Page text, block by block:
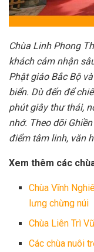
Chùa Linh Phong
khách cảm nhận
Phật giáo Bắc Bộ
biển. Dù đến để
phút giây thư thái,
nhớ. Theo dõi
điểm tâm linh, văn
Xem thêm các
Chùa Vĩnh
lưng chừng núi
Chùa Liên Trì
Các chùa nuôi